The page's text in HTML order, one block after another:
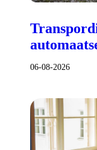
06-08-2026